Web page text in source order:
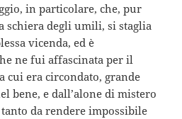
in particolare, che, pur
schiera degli umili, si staglia
vicenda, ed è
ne fui affascinata per il
cui era circondato, grande
bene, e dall’alone di mistero
da rendere impossibile